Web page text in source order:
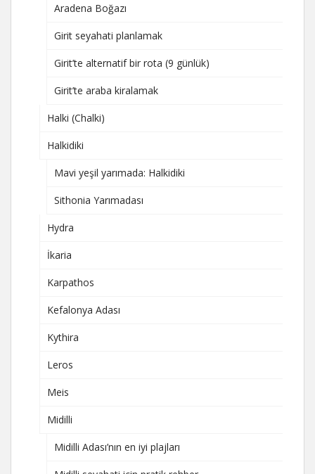
Aradena Boğazı
Girit seyahati planlamak
Girit’te alternatif bir rota (9 günlük)
Girit’te araba kiralamak
Halki (Chalki)
Halkidiki
Mavi yeşil yarımada: Halkidiki
Sithonia Yarımadası
Hydra
İkaria
Karpathos
Kefalonya Adası
Kythira
Leros
Meis
Midilli
Midilli Adası’nın en iyi plajları